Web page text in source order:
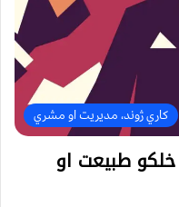
کاري ژوند، مدیریت او مشري
طبیعت او